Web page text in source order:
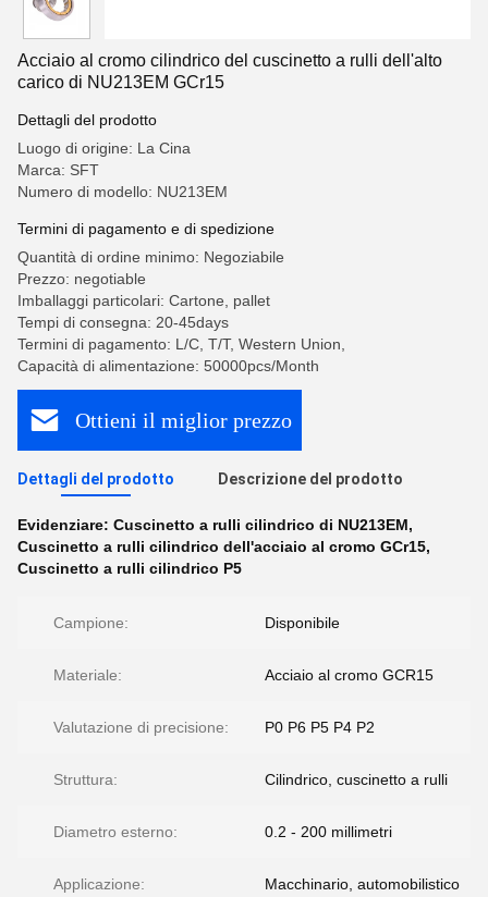
Acciaio al cromo cilindrico del cuscinetto a rulli dell'alto
carico di NU213EM GCr15
Dettagli del prodotto
Luogo di origine: La Cina
Marca: SFT
Numero di modello: NU213EM
Termini di pagamento e di spedizione
Quantità di ordine minimo: Negoziabile
Prezzo: negotiable
Imballaggi particolari: Cartone, pallet
Tempi di consegna: 20-45days
Termini di pagamento: L/C, T/T, Western Union,
Capacità di alimentazione: 50000pcs/Month
Ottieni il miglior prezzo
Dettagli del prodotto Descrizione del prodotto
Evidenziare: Cuscinetto a rulli cilindrico di NU213EM,
Cuscinetto a rulli cilindrico dell'acciaio al cromo GCr15,
Cuscinetto a rulli cilindrico P5
Campione: Disponibile
Materiale: Acciaio al cromo GCR15
Valutazione di precisione: P0 P6 P5 P4 P2
Struttura: Cilindrico, cuscinetto a rulli
Diametro esterno: 0.2 - 200 millimetri
Applicazione: Macchinario, automobilistico